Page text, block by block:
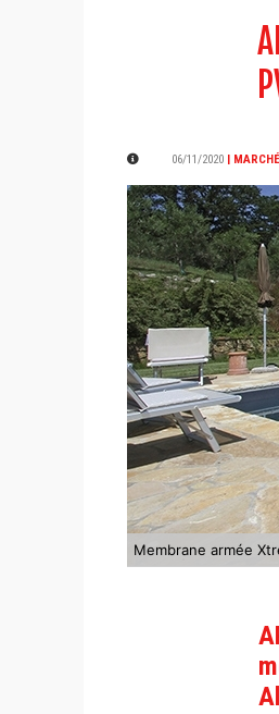
06/11/2020 | MARCHÉ
Membrane armée